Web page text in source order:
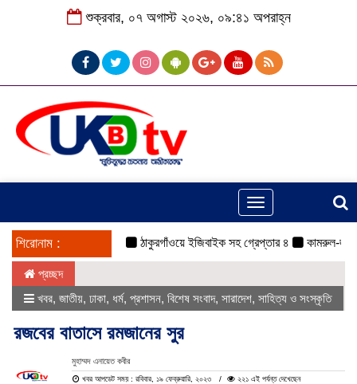
শুক্রবার, ০৭ অগাস্ট ২০২৬, ০৯:৪১ অপরাহ্ন
Toggle
navigation
শিরোনাম : ঠাকুরগাঁওয়ে ইজিবাইক সহ গ্রেপ্তার ৪ কামরুল-জসিম
প্রচ্ছদ
খবর, জাতীয়, ঢাকা, ধর্ম, প্রশাসন, বিশেষ সংবাদ, সারাদেশ, সাহিত্য ও সংস্কৃতি
রজবের বাতাসে রমজানের সুর
মুহাম্মদ এনায়েত কবীর
খবর আপডেট সময় : রবিবার, ১৯ ফেব্রুয়ারি, ২০২৩ ২২১ এই পর্যন্ত দেখেছেন